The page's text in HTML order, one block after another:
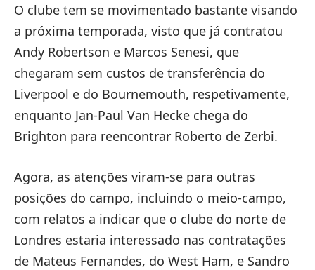
O clube tem se movimentado bastante visando
a próxima temporada, visto que já contratou
Andy Robertson e Marcos Senesi, que
chegaram sem custos de transferência do
Liverpool e do Bournemouth, respetivamente,
enquanto Jan-Paul Van Hecke chega do
Brighton para reencontrar Roberto de Zerbi.
Agora, as atenções viram-se para outras
posições do campo, incluindo o meio-campo,
com relatos a indicar que o clube do norte de
Londres estaria interessado nas contratações
de Mateus Fernandes, do West Ham, e Sandro